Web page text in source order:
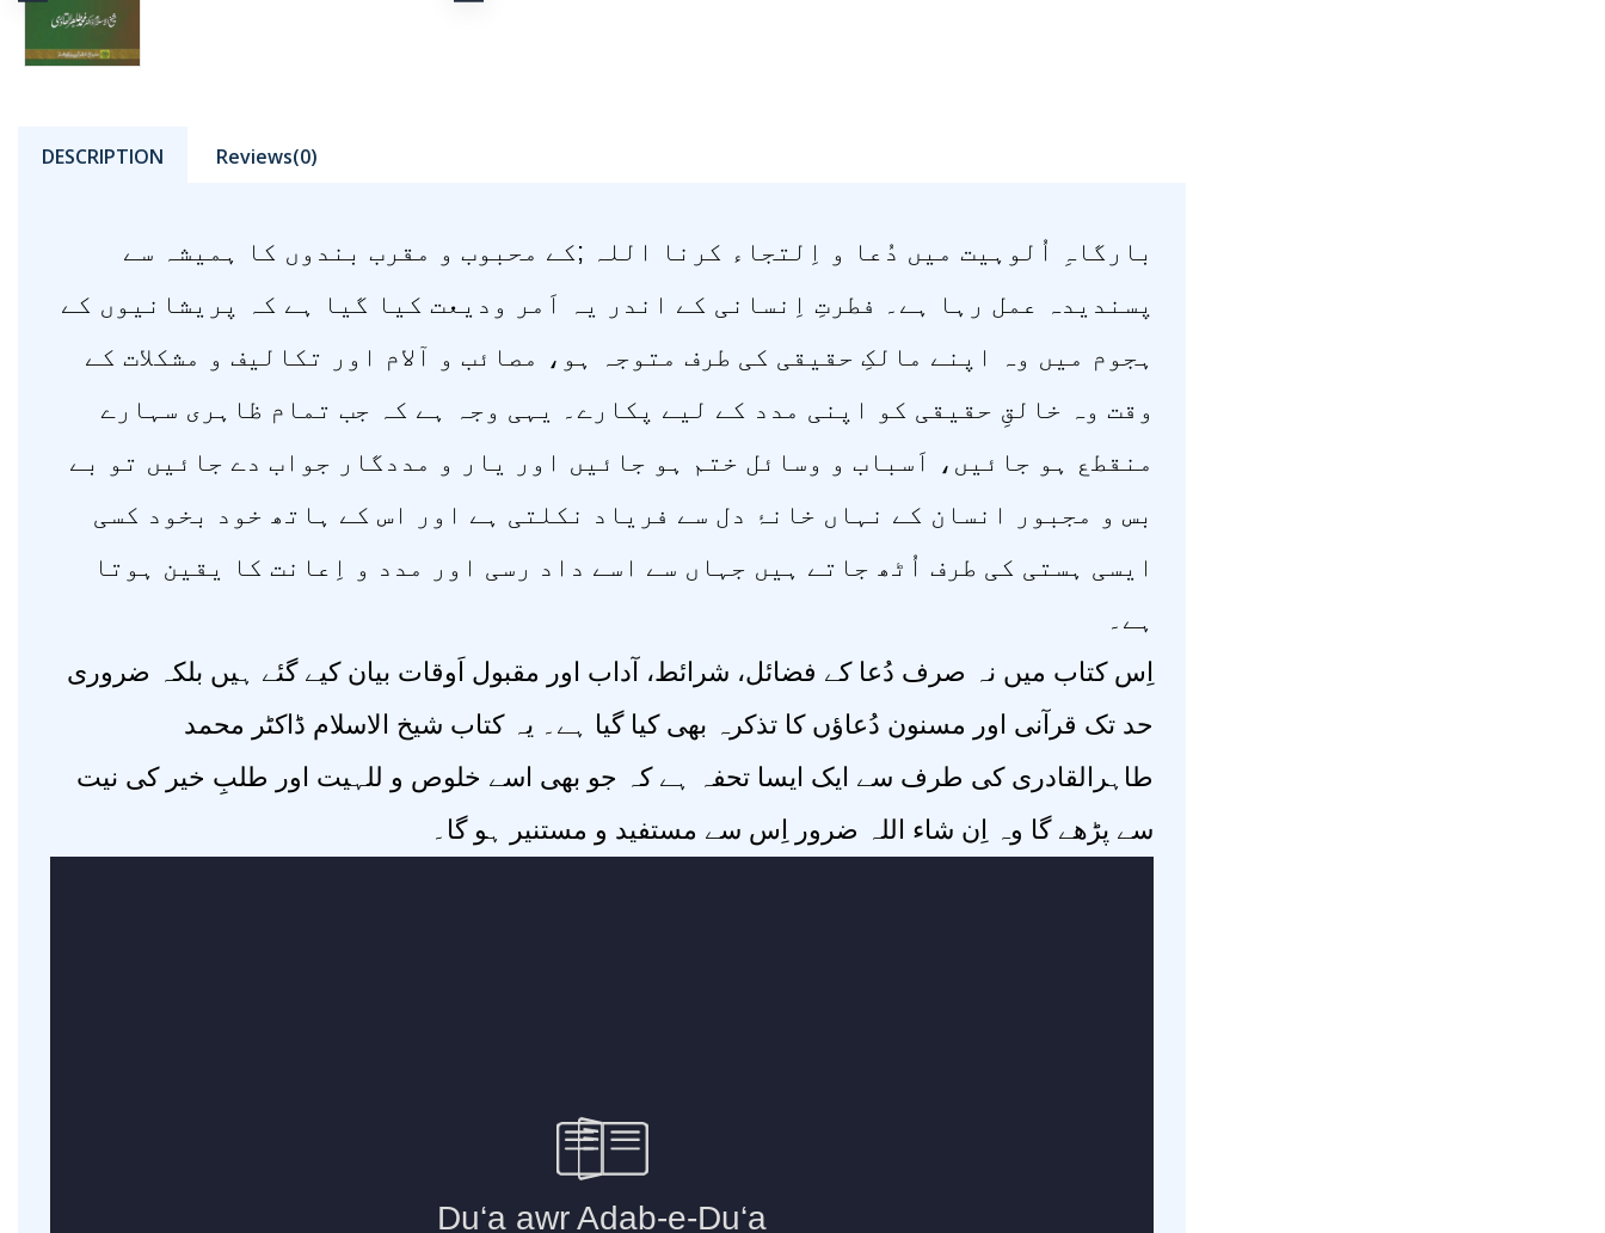
DESCRIPTION Reviews(0)
بارگاہِ اُلوہیت میں دُعا و اِلتجاء کرنا اللہ ;کے محبوب و مقرب بندوں کا ہمیشہ سے
پسندیدہ عمل رہا ہے۔ فطرتِ اِنسانی کے اندر یہ اَمر ودیعت کیا گیا ہے کہ پریشانیوں کے
ہجوم میں وہ اپنے مالکِ حقیقی کی طرف متوجہ ہو، مصائب و آلام اور تکالیف و مشکلات کے
وقت وہ خالقِ حقیقی کو اپنی مدد کے لیے پکارے۔ یہی وجہ ہے کہ جب تمام ظاہری سہارے
منقطع ہو جائیں، اَسباب و وسائل ختم ہو جائیں اور یار و مددگار جواب دے جائیں تو بے
بس و مجبور انسان کے نہاں خانۂ دل سے فریاد نکلتی ہے اور اس کے ہاتھ خود بخود کسی
ایسی ہستی کی طرف اُٹھ جاتے ہیں جہاں سے اسے داد رسی اور مدد و اِعانت کا یقین ہوتا
ہے۔
اِس کتاب میں نہ صرف دُعا کے فضائل، شرائط، آداب اور مقبول اَوقات بیان کیے گئے ہیں بلکہ ضروری
حد تک قرآنی اور مسنون دُعاؤں کا تذکرہ بھی کیا گیا ہے۔ یہ کتاب شیخ الاسلام ڈاکٹر محمد
طاہرالقادری کی طرف سے ایک ایسا تحفہ ہے کہ جو بھی اسے خلوص و للہیت اور طلبِ خیر کی نیت
سے پڑھے گا وہ اِن شاء اللہ ضرور اِس سے مستفید و مستنیر ہو گا۔